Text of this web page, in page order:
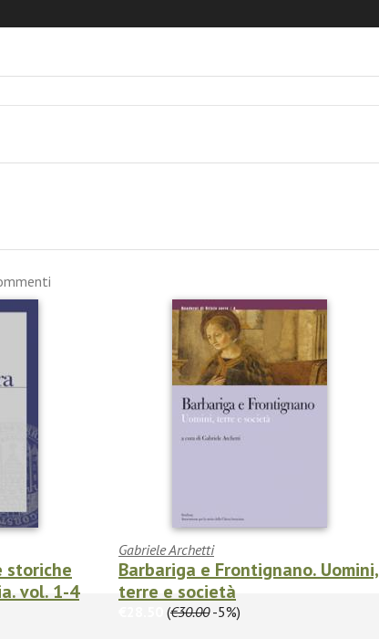
storiche
vol. 1-4
Gabriele Archetti
Barbariga e Frontignano. Uomini,
terre e società
(€30.00-5%)